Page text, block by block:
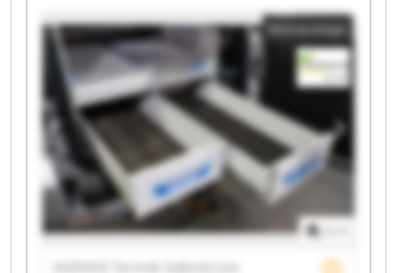
Technik Saltenbrock GmbH AGRAVIS Technik
Saltenbrock GmbH AGRAVIS Technik Saltenbrock
GmbH AGRAVIS Technik Saltenbrock GmbH AGRAVIS
Technik Saltenbrock GmbH AGRAVIS Technik
Saltenbrock GmbH AGRAVIS Technik Saltenbrock
GmbH AGRAVIS Technik Saltenbrock GmbH AGRAVIS
Technik Saltenbrock GmbH AGRAVIS Technik
Saltenbrock GmbH AGRAVIS Technik Saltenbrock
GmbH AGRAVIS Technik Saltenbrock GmbH AGRAVIS
Technik Saltenbrock GmbH AGRAVIS Technik
Saltenbrock GmbH AGRAVIS Technik Saltenbrock
Kleinanzeige
AGRAVIS Technik Saltenbrock